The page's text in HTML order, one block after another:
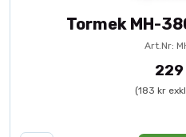
Tormek MH-
Art.Nr:
(183 kr